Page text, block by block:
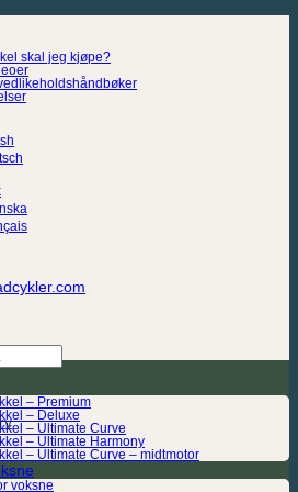
skal jeg kjøpe?
– Premium
– Deluxe
– Ultimate Curve
– Ultimate Harmony
– Ultimate Curve – midtmotor
voksne